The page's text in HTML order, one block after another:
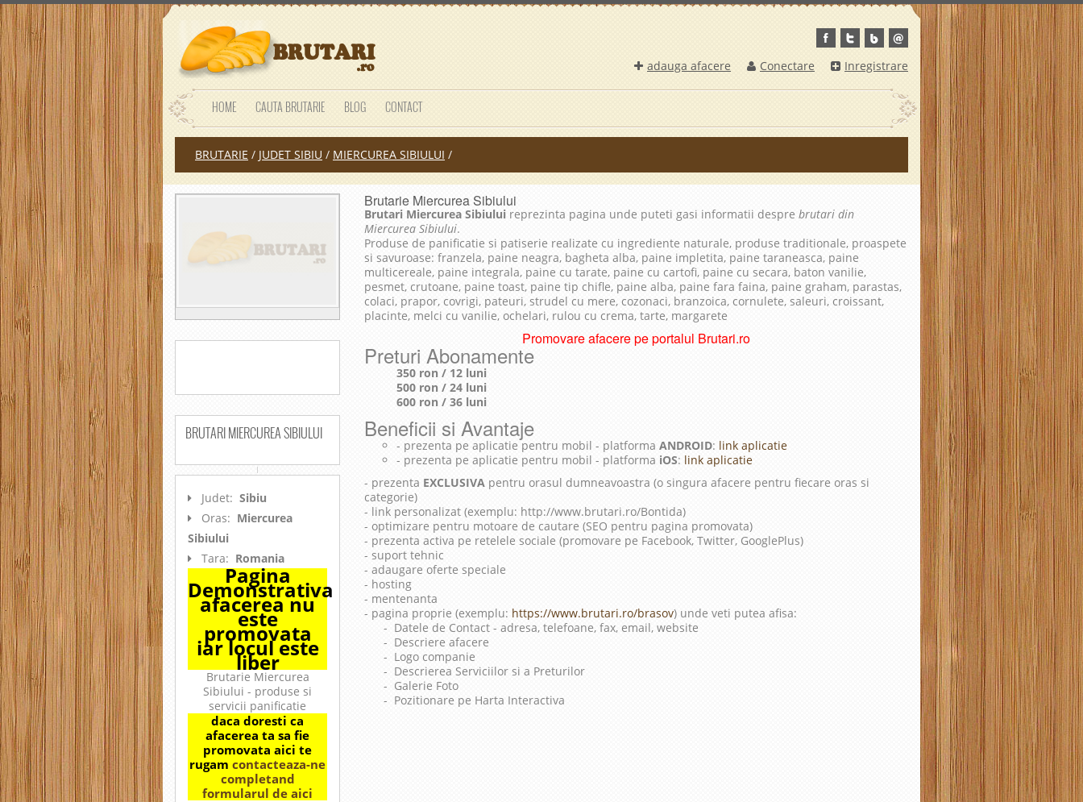
adauga afacere Conectare Inregistrare
HOME CAUTA BRUTARIE BLOG CONTACT
BRUTARIE / JUDET SIBIU / MIERCUREA SIBIULUI /
BRUTARI MIERCUREA SIBIULUI
Judet: Sibiu
Oras: Miercurea
Sibiului
Tara: Romania
Pagina
Demonstrativa
afacerea nu
este
promovata
iar locul este
liber
Brutarie Miercurea
Sibiului - produse si
servicii panificatie
daca doresti ca
afacerea ta sa fie
promovata aici te
rugam contacteaza-ne
completand
formularul de aici
Brutarie Miercurea Sibiului
Brutari Miercurea Sibiului reprezinta pagina unde puteti gasi informatii despre brutari din
Miercurea Sibiului.
Produse de panificatie si patiserie realizate cu ingrediente naturale, produse traditionale, proaspete
si savuroase: franzela, paine neagra, bagheta alba, paine impletita, paine taraneasca, paine
multicereale, paine integrala, paine cu tarate, paine cu cartofi, paine cu secara, baton vanilie,
pesmet, crutoane, paine toast, paine tip chifle, paine alba, paine fara faina, paine graham, parastas,
colaci, prapor, covrigi, pateuri, strudel cu mere, cozonaci, branzoica, cornulete, saleuri, croissant,
placinte, melci cu vanilie, ochelari, rulou cu crema, tarte, margarete
Promovare afacere pe portalul Brutari.ro
Preturi Abonamente
350 ron / 12 luni
500 ron / 24 luni
600 ron / 36 luni
Beneficii si Avantaje
- prezenta pe aplicatie pentru mobil - platforma ANDROID: link aplicatie
- prezenta pe aplicatie pentru mobil - platforma iOS: link aplicatie
- prezenta EXCLUSIVA pentru orasul dumneavoastra (o singura afacere pentru fiecare oras si
categorie)
- link personalizat (exemplu: http://www.brutari.ro/Bontida)
- optimizare pentru motoare de cautare (SEO pentru pagina promovata)
- prezenta activa pe retelele sociale (promovare pe Facebook, Twitter, GooglePlus)
- suport tehnic
- adaugare oferte speciale
- hosting
- mentenanta
- pagina proprie (exemplu: https://www.brutari.ro/brasov) unde veti putea afisa:
- Datele de Contact - adresa, telefoane, fax, email, website
- Descriere afacere
- Logo companie
- Descrierea Serviciilor si a Preturilor
- Galerie Foto
- Pozitionare pe Harta Interactiva